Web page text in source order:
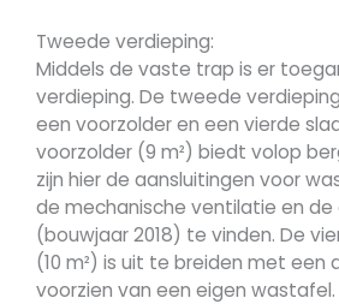
Tweede verdieping:
Middels de vaste trap is er
verdieping. De tweede
een voorzolder en een vierde
voorzolder (9 m²) biedt volop
zijn hier de aansluitingen voor
de mechanische ventilatie en
(bouwjaar 2018) te vinden. De
(10 m²) is uit te breiden met een
voorzien van een eigen wastafel.